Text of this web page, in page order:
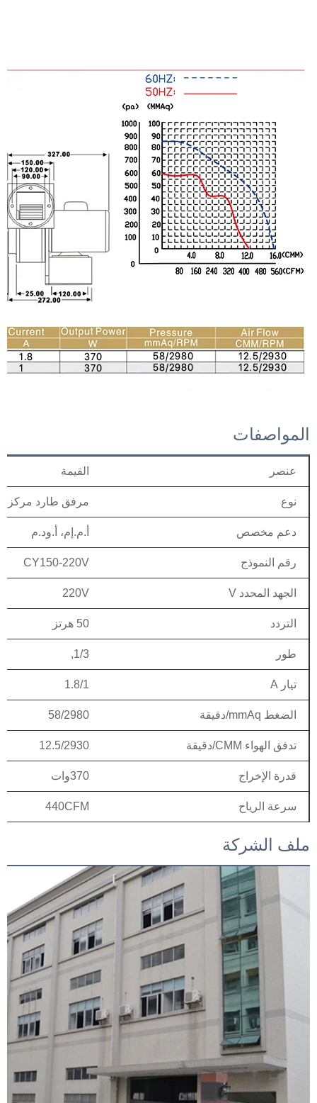
المواصفات
عنصر القيمة
نوع مرفق طارد
دعم مخصص أ.م.إم، أ.ود.م
رقم النموذج CY150-220V
الجهد المحدد V 220V
التردد 50 هرتز
طور 1/3,
تيار A 1.8/1
الضغط mmAq/دقيقة 58/2980
تدفق الهواء CMM/دقيقة 12.5/2930
قدرة الإخراج 370وات
سرعة الرياح 440CFM
ملف الشركة